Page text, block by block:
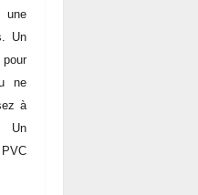
Un
ne
à
Un